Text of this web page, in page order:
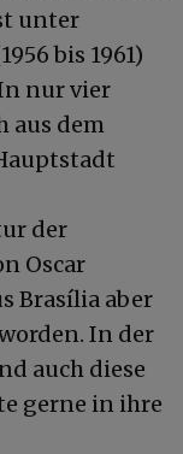
unter
bis 1961)
nur vier
aus dem
der
Oscar
Brasília aber
In der
auch diese
gerne in ihre